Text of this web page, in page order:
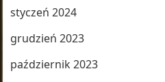
styczeń 2024
grudzień 2023
październik 2023